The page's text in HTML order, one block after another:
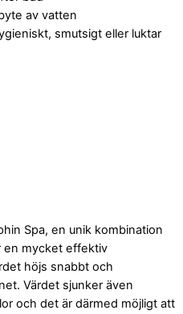
av vatten
smutsigt eller luktar
Spa, en unik kombination
en mycket effektiv
höjs snabbt och
Värdet sjunker även
och det är därmed möjligt att